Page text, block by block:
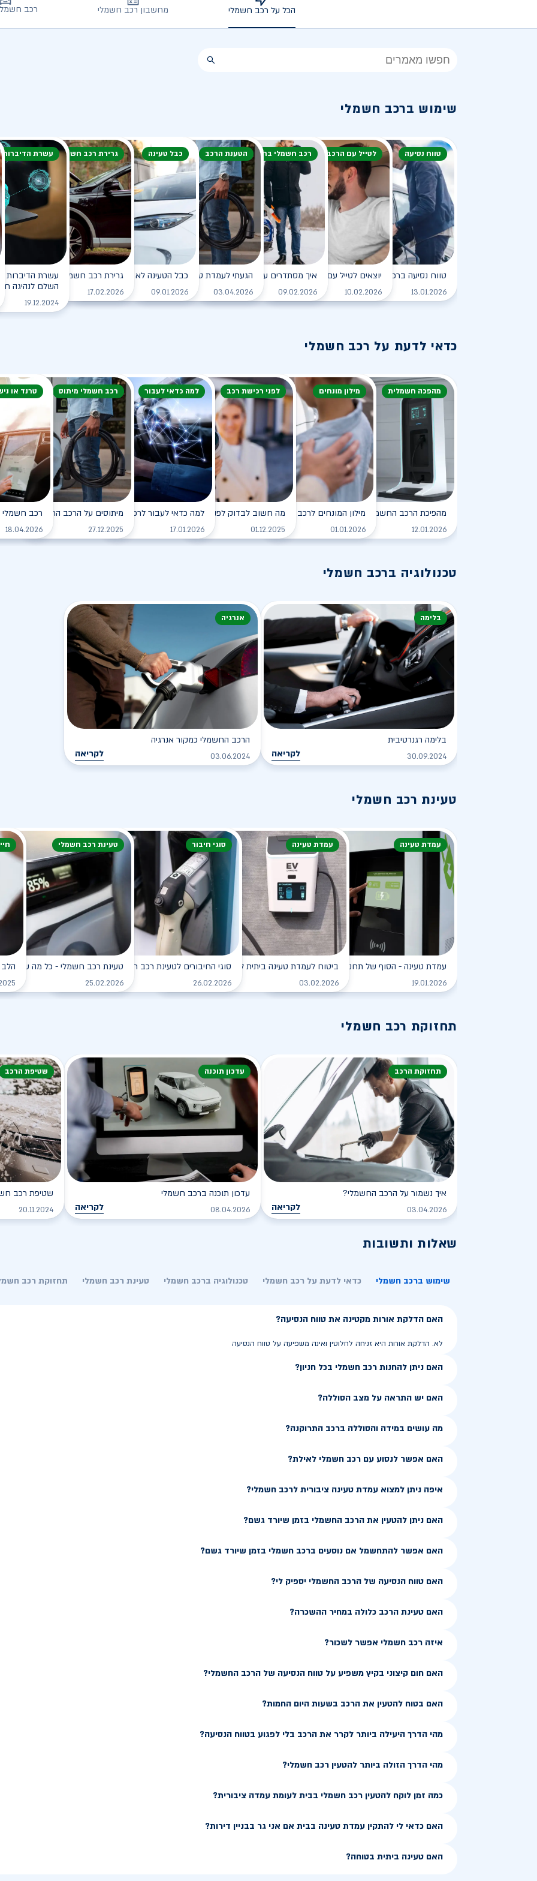
הכל על רכב חשמלי מחשבון רכב חשמלי רכב
הכל
חשמלי
שימוש ברכב חשמלי
טווח נסיעה
טווח נסיעה ברכב חשמלי - כל מה שצריך לדעת
13.01.2026 לקריאה
לטייל עם הרכב
יוצאים לטייל עם רכב חשמלי
10.02.2026 לקריאה
רכב חשמלי בחורף
איך מסתדרים עם הרכב החשמלי בחורף?
09.02.2026 לקריאה
הטענת הרכב
הגעתי לעמדת טעינה, מה עלי לעשות?
03.04.2026 לקריאה
כבל טעינה
כבל הטעינה לא משתחרר מהרכב. מה עושים?
09.01.2026 לקריאה
גרירת רכב חשמלי
גרירת רכב חשמלי - מה עושים?
17.02.2026
עשרת הדיברות
עשרת הדיברות
השלם לנהיגה
19.12.2024
כדאי לדעת על רכב חשמלי
מהפכה חשמלית
מהפיכת הרכב החשמלי
12.01.2026 לקריאה
מילון מונחים
מילון המונחים לרכב החשמלי
01.01.2026 לקריאה
לפני רכישת רכב
מה חשוב לבדוק לפני רכישת רכב חשמלי?
01.12.2025 לקריאה
למה כדאי לעבור
למה כדאי לעבור לרכב חשמלי?
17.01.2026 לקריאה
רכב חשמלי מיתוס
מיתוסים על הרכב החשמלי שכדאי
27.12.2025
טרנד או
רכב חשמלי
18.04.2026
טכנולוגיה ברכב חשמלי
בלימה
בלימה רגנרטיבית
30.09.2024 לקריאה
אנרגיה
הרכב החשמלי כמקור אנרגיה
03.06.2024 לקריאה
טעינת רכב חשמלי
עמדת טעינה
עמדת טעינה - הסוף של תחנת הדלק?
19.01.2026 לקריאה
עמדת טעינה
ביטוח לעמדת טעינה ביתית לרכב החשמלי
03.02.2026
סוגי חיבור
סוגי החיבורים לטעינת רכב חשמלי
26.02.2026
טעינת רכב חשמלי
טעינת רכב חשמלי - כל מה שצריך
25.02.2026
תחזוקת רכב חשמלי
תחזוקת הרכב
איך נשמור על הרכב החשמלי?
03.04.2026 לקריאה
עדכון תוכנה
עדכון תוכנה ברכב חשמלי
08.04.2026 לקריאה
שטיפת הרכב
שטיפת רכב
20.11.2024
שאלות ותשובות
שימוש ברכב חשמלי כדאי לדעת על רכב חשמלי טכנולוגיה ברכב חשמלי טעינת רכב חשמלי תחזוקת רכב
האם הדלקת אורות מקטינה את טווח הנסיעה?
לא. הדלקת אורות היא זניחה לחלוטין ואינה משפיעה על טווח הנסיעה
האם ניתן להחנות רכב חשמלי בכל חניון?
האם יש התראה על מצב הסוללה?
מה עושים במידה והסוללה ברכב התרוקנה?
האם אפשר לנסוע עם רכב חשמלי לאילת?
איפה ניתן למצוא עמדת טעינה ציבורית לרכב חשמלי?
האם ניתן להטעין את הרכב החשמלי בזמן שיורד גשם?
האם אפשר להתחשמל אם נוסעים ברכב חשמלי בזמן שיורד גשם?
האם טווח הנסיעה של הרכב החשמלי יספיק לי?
האם טעינת הרכב כלולה במחיר ההשכרה?
איזה רכב חשמלי אפשר לשכור?
האם חום קיצוני בקיץ משפיע על טווח הנסיעה של הרכב החשמלי?
האם בטוח להטעין את הרכב בשעות היום החמות?
מהי הדרך היעילה ביותר לקרר את הרכב בלי לפגוע בטווח הנסיעה?
מהי הדרך הזולה ביותר להטעין רכב חשמלי?
כמה זמן לוקח להטעין רכב חשמלי בבית לעומת עמדה ציבורית?
האם כדאי לי להתקין עמדת טעינה בבית אם אני גר בבניין דירות?
האם טעינה ביתית בטוחה?